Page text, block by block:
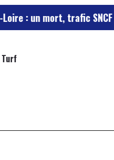
: un mort, trafic SNCF
Turf